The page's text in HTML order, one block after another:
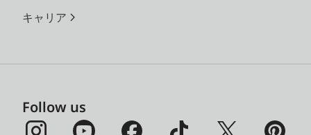
キャリア
Follow us